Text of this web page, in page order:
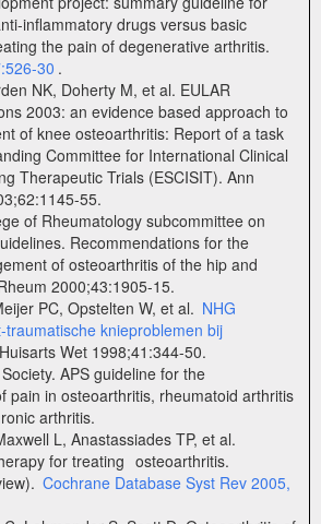
inflammatory drugs versus basic
the pain of degenerative arthritis.
30 .
NK, Doherty M, et al. EULAR
2003: an evidence based approach to
of knee osteoarthritis: Report of a task
Committee for International Clinical
Therapeutic Trials (ESCISIT). Ann
55.
of Rheumatology subcommittee on
Recommendations for the
of osteoarthritis of the hip and
2000;43:1905-15.
PC, Opstelten W, et al. NHG
traumatische knieproblemen bij
Wet 1998;41:344-50.
APS guideline for the
pain in osteoarthritis, rheumatoid arthritis
arthritis.
L, Anastassiades TP, et al.
for treating osteoarthritis.
Cochrane Database Syst Rev 2005,